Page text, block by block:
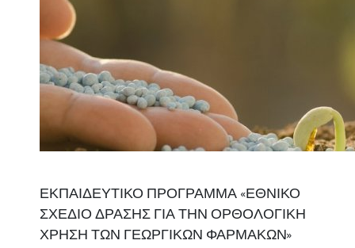
ΕΚΠΑΙΔΕΥΤΙΚΟ ΠΡΟΓΡΑΜΜΑ «ΕΘΝΙΚΟ
ΣΧΕΔΙΟ ΔΡΑΣΗΣ ΓΙΑ ΤΗΝ ΟΡΘΟΛΟΓΙΚΗ
ΧΡΗΣΗ ΤΩΝ ΓΕΩΡΓΙΚΩΝ ΦΑΡΜΑΚΩΝ»